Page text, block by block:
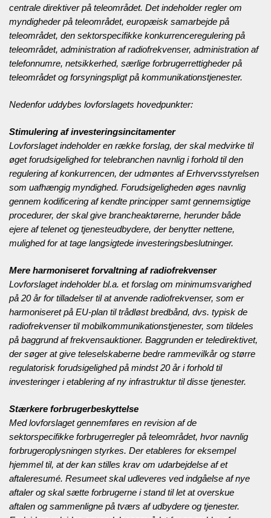
centrale direktiver på teleområdet. Det indeholder regler om
myndigheder på teleområdet, europæisk samarbejde på
teleområdet, den sektorspecifikke konkurrenceregulering på
teleområdet, administration af radiofrekvenser, administration af
telefonnumre, netsikkerhed, særlige forbrugerrettigheder på
teleområdet og forsyningspligt på kommunikationstjenester.
Nedenfor uddybes lovforslagets hovedpunkter:
Stimulering af investeringsincitamenter
Lovforslaget indeholder en række forslag, der skal medvirke til
øget forudsigelighed for telebranchen navnlig i forhold til den
regulering af konkurrencen, der udmøntes af Erhvervsstyrelsen
som uafhængig myndighed. Forudsigeligheden øges navnlig
gennem kodificering af kendte principper samt gennemsigtige
procedurer, der skal give brancheaktørerne, herunder både
ejere af telenet og tjenesteudbydere, der benytter nettene,
mulighed for at tage langsigtede investeringsbeslutninger.
Mere harmoniseret forvaltning af radiofrekvenser
Lovforslaget indeholder bl.a. et forslag om minimumsvarighed
på 20 år for tilladelser til at anvende radiofrekvenser, som er
harmoniseret på EU-plan til trådløst bredbånd, dvs. typisk de
radiofrekvenser til mobilkommunikationstjenester, som tildeles
på baggrund af frekvensauktioner. Baggrunden er teledirektivet,
der søger at give teleselskaberne bedre rammevilkår og større
regulatorisk forudsigelighed på mindst 20 år i forhold til
investeringer i etablering af ny infrastruktur til disse tjenester.
Stærkere forbrugerbeskyttelse
Med lovforslaget gennemføres en revision af de
sektorspecifikke forbrugerregler på teleområdet, hvor navnlig
forbrugeroplysningen styrkes. Der etableres for eksempel
hjemmel til, at der kan stilles krav om udarbejdelse af et
aftaleresumé. Resumeet skal udleveres ved indgåelse af nye
aftaler og skal sætte forbrugerne i stand til let at overskue
aftalen og sammenligne på tværs af udbydere og tjenester.